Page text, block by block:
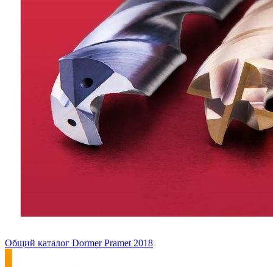
Общий каталог Dormer Pramet 2018